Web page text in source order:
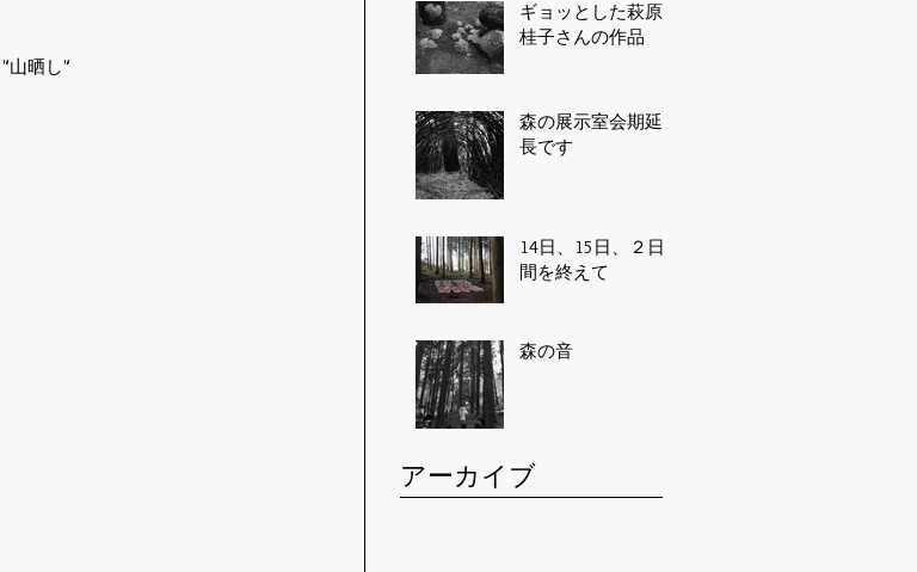
"山晒し"
ギョッとした萩原
桂子さんの作品
森の展示室会期延
長です
14日、15日、２日
間を終えて
森の音
アーカイブ